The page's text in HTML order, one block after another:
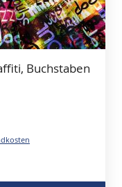
Buchstaben